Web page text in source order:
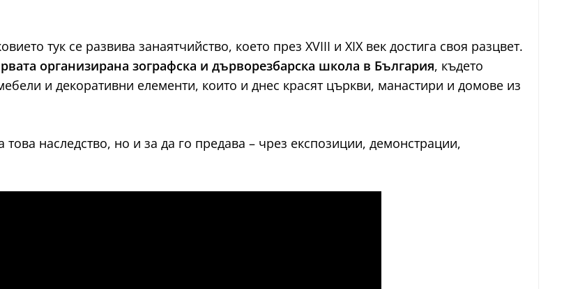
тук се развива занаятчийство, което през XVIII и XIX век достига своя разцвет.
организирана зографска и дърворезбарска школа в България, където
и декоративни елементи, които и днес красят църкви, манастири и домове из
наследство, но и за да го предава – чрез експозиции, демонстрации,